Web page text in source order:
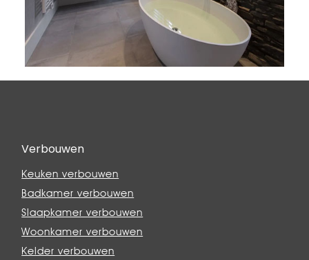
Verbouwen
Keuken verbouwen
Badkamer verbouwen
Slaapkamer verbouwen
Woonkamer verbouwen
Kelder verbouwen